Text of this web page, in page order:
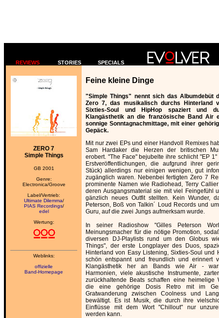
REVIEWS STORIES SPECIALS
ZERO 7
Simple Things
GB 2001
Genre:
Electronica/Groove
Label/Vertrieb:
Ultimate Dilemma/
PIAS Recordings/
edel
Wertung:
Weblinks:
offizielle
Band-Homepage
Feine kleine Dinge
"Simple Things" nennt sich das Albumdebüt
Zero 7, das musikalisch durchs Hinterland
Sixties-Soul und HipHop spaziert und
Klangästhetik an die französische Band Air
sonnige Sonntagnachmittage, mit einer
Gepäck.
Mit nur zwei EPs und einer Handvoll Remixes
Sam Hardaker die Herzen der britischen
erobert. "The Face" bejubelte ihre schlicht "EP
Erstveröffentlichungen, die aufgrund ihrer
Stück) allerdings nur einigen wenigen, gut
zugänglich waren. Nebenbei fertigten Zero 7
prominente Namen wie Radiohead, Terry
deren Ausgangsmaterial sie mit viel Feingefühl
gänzlich neues Outfit stellten. Kein Wunder,
Peterson, Boß von Talkin´ Loud Records und
Guru, auf die zwei Jungs aufmerksam wurde.
In seiner Radioshow "Gilles Peterson
Meinungsmacher für die nötige Promotion,
diversen DJ-Playlists rund um den Globus
Things", der erste Longplayer des Duos,
Hinterland von Easy Listening, Sixties-Soul und
schön entspannt und freundlich und erinnert
Klangästhetik her an Bands wie Air -
Harmonien, viele akustische Instrumente,
zurückhaltende Beats schaffen eine heimelige
die eine gehörige Dosis Retro mit im
Gratwanderung zwischen Coolness und
bewältigt. Es ist Musik, die durch ihre
Einflüsse mit dem Wort "Chillout" nur
werden kann.